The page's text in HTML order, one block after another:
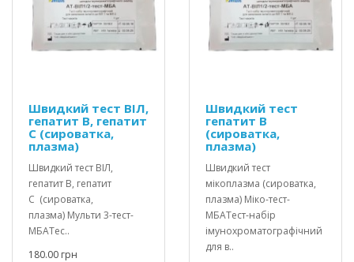
Швидкий тест ВІЛ,
гепатит В, гепатит
С (сироватка,
плазма)
Швидкий тест ВІЛ,
гепатит В, гепатит
С (сироватка,
плазма) Мульти 3-тест-
МБАТес..
180.00 грн
Швидкий тест
гепатит В
(сироватка,
плазма)
Швидкий тест
мікоплазма (сироватка,
плазма) Міко-тест-
МБАТест-набір
імунохроматографічний
для в..